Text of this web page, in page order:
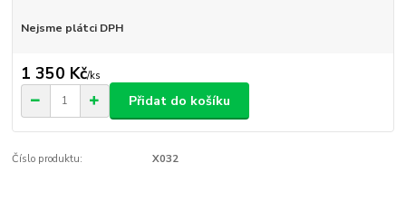
Nejsme plátci DPH
1 350 Kč/ks
Přidat do košíku
Číslo produktu: X032